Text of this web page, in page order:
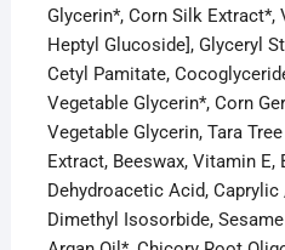
Glycerin*, Corn Silk Extract*,
Heptyl Glucoside], Glyceryl
Cetyl Pamitate,
Vegetable Glycerin*, Corn
Vegetable Glycerin, Tara
Extract, Beeswax, Vitamin E,
Dehydroacetic Acid,
Dimethyl Isosorbide,